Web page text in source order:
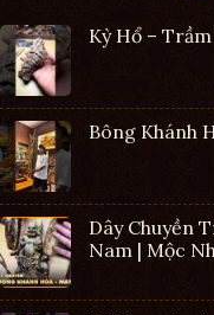
Kỳ Hổ –
Bông Khánh
Dây Chuyền
Nam | Mộc